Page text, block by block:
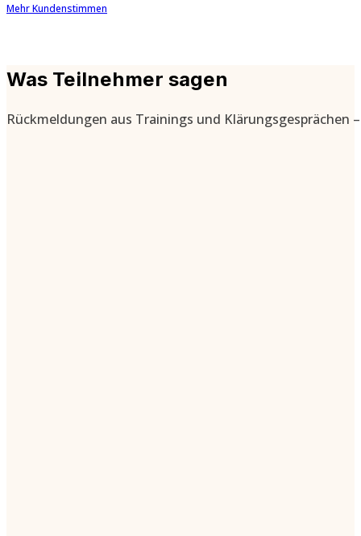
Mehr Kundenstimmen
Was Teilnehmer sagen
Rückmeldungen aus Trainings und Klärungsgesprächen